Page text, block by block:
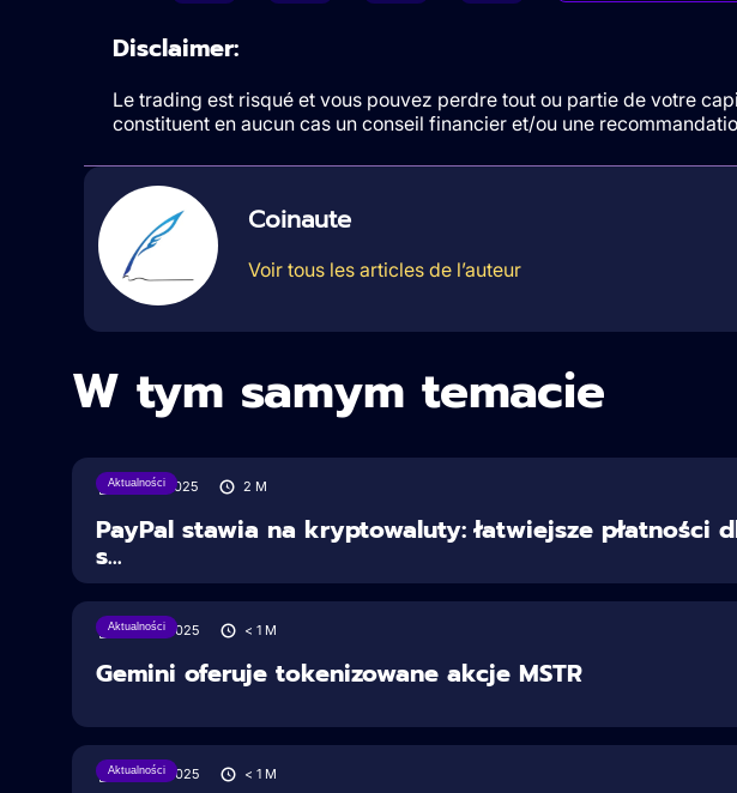
Disclaimer:
Le trading est risqué et vous pouvez perdre tout ou partie de votre
constituent en aucun cas un conseil financier et/ou une
Coinaute
Voir tous les articles de l’auteur
W tym samym temacie
Aktualności
30/07/2025 2 M
PayPal stawia na kryptowaluty: łatwiejsze płatności
s...
Aktualności
28/06/2025 < 1 M
Gemini oferuje tokenizowane akcje MSTR
Aktualności
28/06/2025 < 1 M